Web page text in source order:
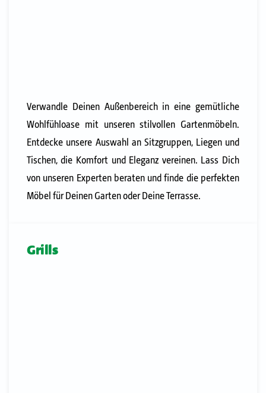
Verwandle Deinen Außenbereich in eine gemütliche
Wohlfühloase mit unseren stilvollen Gartenmöbeln.
Entdecke unsere Auswahl an Sitzgruppen, Liegen und
Tischen, die Komfort und Eleganz vereinen. Lass Dich
von unseren Experten beraten und finde die perfekten
Möbel für Deinen Garten oder Deine Terrasse.
Grills